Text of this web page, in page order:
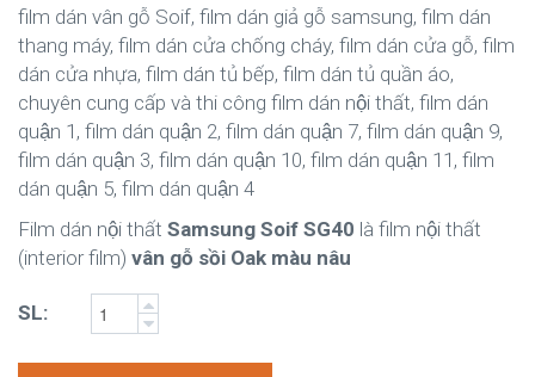
film dán vân gỗ Soif, film dán giả gỗ samsung, film dán
thang máy, film dán cửa chống cháy, film dán cửa gỗ, film
dán cửa nhựa, film dán tủ bếp, film dán tủ quần áo,
chuyên cung cấp và thi công film dán nội thất, film dán
quận 1, film dán quận 2, film dán quận 7, film dán quận 9,
film dán quận 3, film dán quận 10, film dán quận 11, film
dán quận 5, film dán quận 4
Film dán nội thất Samsung Soif SG40 là film nội thất
(interior film) vân gỗ sồi Oak màu nâu
SL: